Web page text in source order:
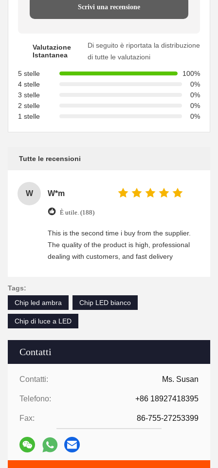
Contatti
Contatti: Ms. Susan
Telefono: +86 18927418395
Fax: 86-755-27253399
Scrivi una recensione
Valutazione
Istantanea
Di seguito è riportata la distribuzione
di tutte le valutazioni
5 stelle
100%
4 stelle
0%
3 stelle
0%
2 stelle
0%
1 stelle
0%
Tutte le recensioni
W W*m
È utile. (188)
This is the second time i buy from the supplier.
The quality of the product is high, professional
dealing with customers, and fast delivery
Tags:
Chip led ambra
Chip LED bianco
Chip di luce a LED